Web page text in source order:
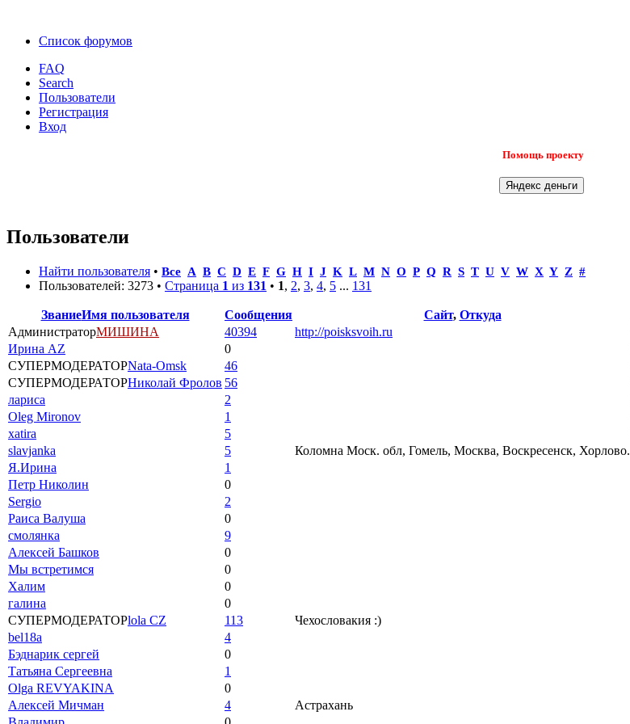
Список форумов
FAQ
Search
Пользователи
Регистрация
Вход
Помощь проекту
Пользователи
Найти пользователя • Все A B C D E F G H I J K L M N O P Q R S T U V W X Y Z #
Пользователей: 3273 • Страница 1 из 131 • 1, 2, 3, 4, 5 ... 131
ЗваниеИмя пользователя Сообщения Сайт, Откуда
АдминистраторМИШИНА 40394 http://poisksvoih.ru
Ирина AZ
0
СУПЕРМОДЕРАТОРNata-Omsk 46
СУПЕРМОДЕРАТОРНиколай Фролов 56
лариса
2
Oleg Mironov
1
xatira
5
slavjanka
5 Коломна Моск. обл, Гомель, Москва, Воскресенск, Хорлово.
Я.Ирина
1
Петр Николин
0
Sergio
2
Раиса Валуша
0
смолянка
9
Алексей Башков
0
Мы встретимся
0
Халим
0
галина
0
СУПЕРМОДЕРАТОРlola CZ 113 Чехословакия :)
bel18a
4
Бэднарик сергей
0
Татьяна Сергеевна
1
Olga REVYAKINA
0
Алексей Мичман
4 Астрахань